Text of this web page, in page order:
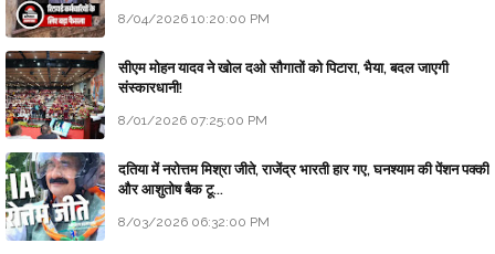
8/04/2026 10:20:00 PM
सीएम मोहन यादव ने खोल दओ सौगातों को पिटारा, भैया, बदल जाएगी
संस्कारधानी!
8/01/2026 07:25:00 PM
दतिया में नरोत्तम मिश्रा जीते, राजेंद्र भारती हार गए, घनश्याम की पेंशन पक्की
और आशुतोष बैक टू...
8/03/2026 06:32:00 PM